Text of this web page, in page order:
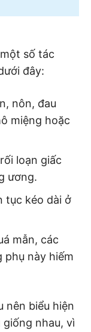
số tác
đây:
nôn, đau
miệng hoặc
loạn giấc
ương.
tục kéo dài ở
mẫn, các
phụ này hiếm
nên biểu hiện
nhau, vì